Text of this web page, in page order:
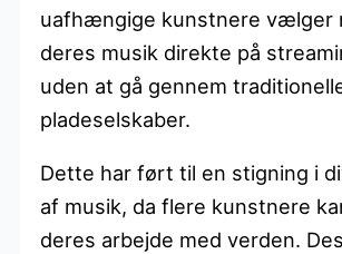
uafhængige kunstnere vælger
deres musik direkte på
uden at gå gennem
pladeselskaber.
Dette har ført til en stigning i
af musik, da flere kunstnere
deres arbejde med verden.